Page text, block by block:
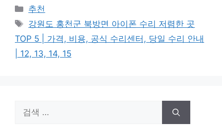
카
테
리
추천
태
그
강원도 홍천군 북방면 아이폰 수리 저렴한 곳
TOP 5 | 가격, 비용, 공식 수리센터, 당일 수리 안내
| 12, 13, 14, 15
색: